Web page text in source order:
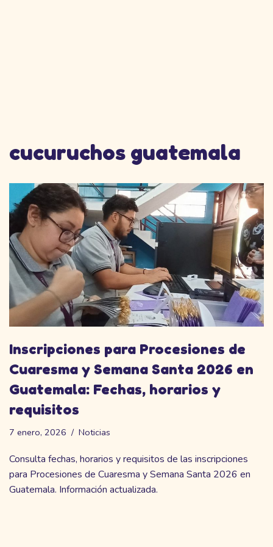
cucuruchos guatemala
Inscripciones para Procesiones de
Cuaresma y Semana Santa 2026 en
Guatemala: Fechas, horarios y
requisitos
7 enero, 2026 Noticias
Consulta fechas, horarios y requisitos de las inscripciones
para Procesiones de Cuaresma y Semana Santa 2026 en
Guatemala. Información actualizada.